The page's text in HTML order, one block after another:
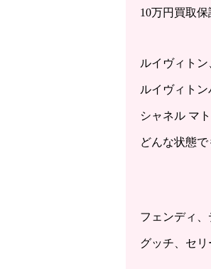
10万円買取保
ルイヴィト
ルイヴィトン
シャネル マ
どんな状態
フェンディ、
グッチ、セリ